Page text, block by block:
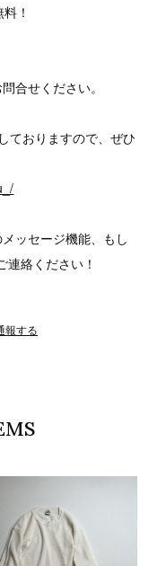
！
合せください。
ておりますので、ぜひ
ッセージ機能、もし
連絡ください！
報する